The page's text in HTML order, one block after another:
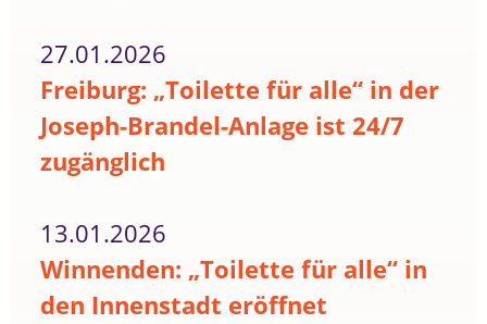
27.01.2026
Freiburg: „Toilette für alle“ in der
Joseph-Brandel-Anlage ist 24/7
zugänglich
13.01.2026
Winnenden: „Toilette für alle“ in
den Innenstadt eröffnet